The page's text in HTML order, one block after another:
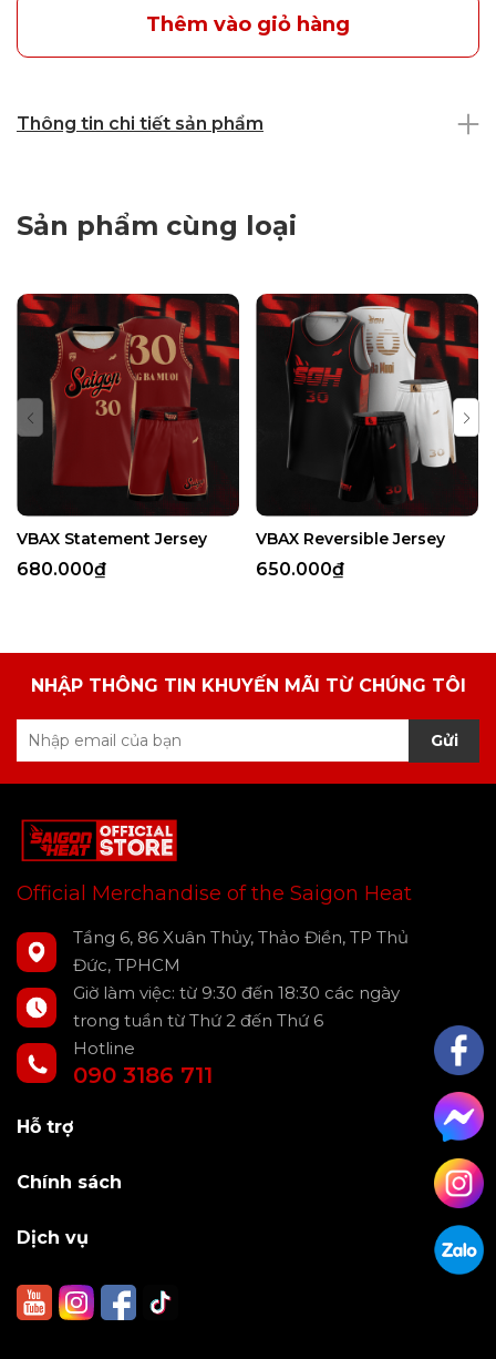
Thêm vào giỏ hàng
Thông tin chi tiết sản phẩm
Sản phẩm cùng loại
VBAX Statement Jersey
680.000₫
VBAX Reversible Jersey
650.000₫
NHẬP THÔNG TIN KHUYẾN MÃI TỪ CHÚNG TÔI
Gửi
Official Merchandise of the Saigon Heat
Tầng 6, 86 Xuân Thủy, Thảo Điền, TP Thủ
Đức, TPHCM
Giờ làm việc: từ 9:30 đến 18:30 các ngày
trong tuần từ Thứ 2 đến Thứ 6
Hotline
090 3186 711
Hỗ trợ
Chính sách
Dịch vụ